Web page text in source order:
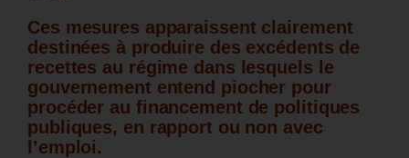
Ces mesures apparaissent clairement
destinées à produire des excédents de
recettes au régime dans lesquels le
gouvernement entend piocher pour
procéder au financement de politiques
publiques, en rapport ou non avec
l’emploi.